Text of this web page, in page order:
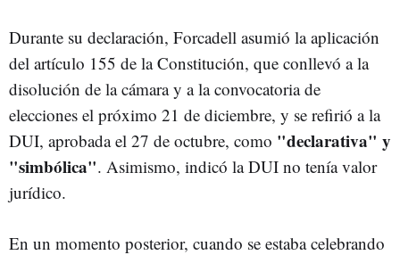
Durante su declaración, Forcadell asumió la aplicación
del artículo 155 de la Constitución, que conllevó a la
disolución de la cámara y a la convocatoria de
elecciones el próximo 21 de diciembre, y se refirió a la
DUI, aprobada el 27 de octubre, como "declarativa" y
"simbólica". Asimismo, indicó la DUI no tenía valor
jurídico.
En un momento posterior, cuando se estaba celebrando